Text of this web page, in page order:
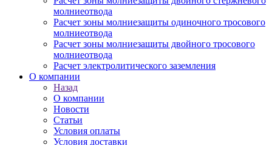
молниеотвода
Расчет зоны молниезащиты одиночного тросового
молниеотвода
Расчет зоны молниезащиты двойного тросового
молниеотвода
Расчет электролитического заземления
О компании
Назад
О компании
Новости
Статьи
Условия оплаты
Условия доставки